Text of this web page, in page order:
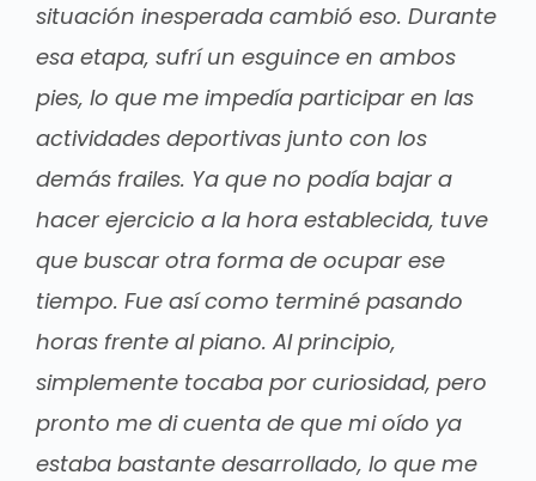
situación inesperada cambió eso. Durante
esa etapa, sufrí un esguince en ambos
pies, lo que me impedía participar en las
actividades deportivas junto con los
demás frailes. Ya que no podía bajar a
hacer ejercicio a la hora establecida, tuve
que buscar otra forma de ocupar ese
tiempo. Fue así como terminé pasando
horas frente al piano. Al principio,
simplemente tocaba por curiosidad, pero
pronto me di cuenta de que mi oído ya
estaba bastante desarrollado, lo que me